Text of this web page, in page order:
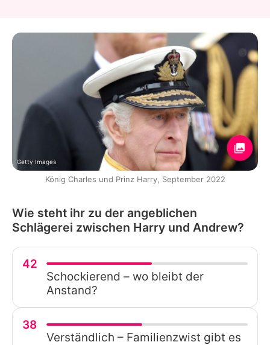
Getty Images
König Charles und Prinz Harry, September 2022
Wie steht ihr zu der angeblichen
Schlägerei zwischen Harry und Andrew?
42
Schockierend – wo bleibt der
Anstand?
38
Verständlich – Familienzwist gibt es